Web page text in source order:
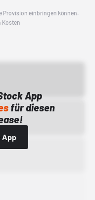
Provision einbringen können.
Kosten.
App
für diesen
App